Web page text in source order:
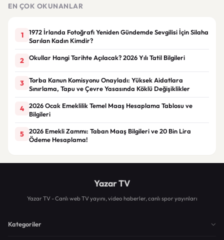
EN ÇOK OKUNANLAR
1
1972 İrlanda Fotoğrafı Yeniden Gündemde Sevgilisi İçin Silaha
Sarılan Kadın Kimdir?
2 Okullar Hangi Tarihte Açılacak? 2026 Yılı Tatil Bilgileri
3
Torba Kanun Komisyonu Onayladı: Yüksek Aidatlara
Sınırlama, Tapu ve Çevre Yasasında Köklü Değişiklikler
4
2026 Ocak Emeklilik Temel Maaş Hesaplama Tablosu ve
Bilgileri
5
2026 Emekli Zammı: Taban Maaş Bilgileri ve 20 Bin Lira
Ödeme Hesaplama!
Yazar TV
Yazar TV - Canlı web TV yayını, video haberler, canlı spor yayınları
Kategoriler